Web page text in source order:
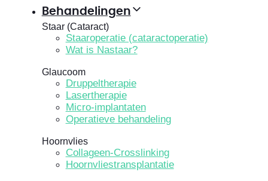
Behandelingen
Staar (Cataract)
Staaroperatie (cataractoperatie)
Wat is Nastaar?
Glaucoom
Druppeltherapie
Lasertherapie
Micro-implantaten
Operatieve behandeling
Hoornvlies
Collageen-Crosslinking
Hoornvliestransplantatie